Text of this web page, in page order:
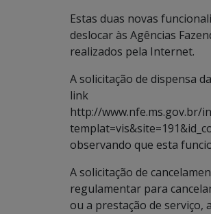
Estas duas novas
deslocar às Agências
realizados pela Internet.
A solicitação de dispensa
link
http://www.nfe.ms.gov.br/
observando que esta
A solicitação de
regulamentar para
ou a prestação de serviço,